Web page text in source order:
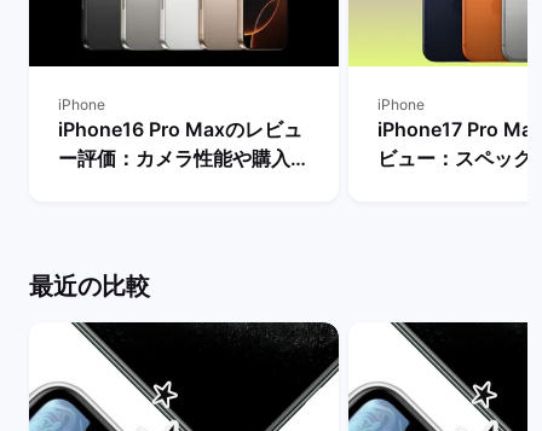
iPhone
iPhone16 Pro Maxのレビュ
ー評価：カメラ性能や購入す
iPhone
iPhone17 Pro
ビュー：スペック
最近の比較